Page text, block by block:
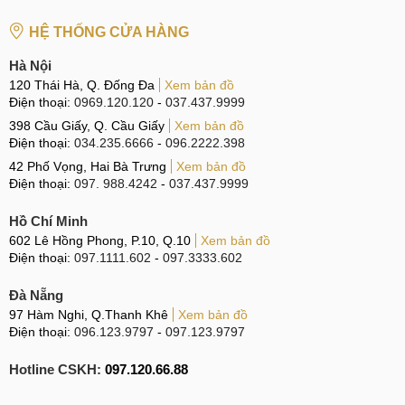
Tùy vào nhu cầu sử dụng và tình hình kinh tế của bản thân
thay thế.
Giá màn hình Redmi Note 12S linh kiện
Dấu hiệu và nguyên nhân
Màn hình là bộ phận quan trọng, là nơi hiển thị các thông tin,
hình ảnh và cũng là nơi tiếp nhận các thao tác cảm ứng của
người dùng. Bởi vậy, chất lượng màn hình sẽ ảnh hưởng
Một khi màn hình bị hỏng, mất khả năng hiển thị thì gần như
điện thoại sẽ không thể hoạt động như bình thường. Vậy
việc thay màn hình mới là điều rất cần thiết trong trường
HỆ THỐNG CỬA HÀNG
Hà Nội
120 Thái Hà, Q. Đống Đa
Xem bản đồ
Điện thoại: 0969.120.120 - 037.437.9999
398 Cầu Giấy, Q. Cầu Giấy
Xem bản đồ
Điện thoại: 034.235.6666 - 096.2222.398
42 Phố Vọng, Hai Bà Trưng
Xem bản đồ
Điện thoại: 097. 988.4242 - 037.437.9999
Hồ Chí Minh
602 Lê Hồng Phong, P.10, Q.10
Xem bản đồ
Điện thoại: 097.1111.602 - 097.3333.602
Đà Nẵng
97 Hàm Nghi, Q.Thanh Khê
Xem bản đồ
Điện thoại: 096.123.9797 - 097.123.9797
Hotline CSKH: 097.120.66.88